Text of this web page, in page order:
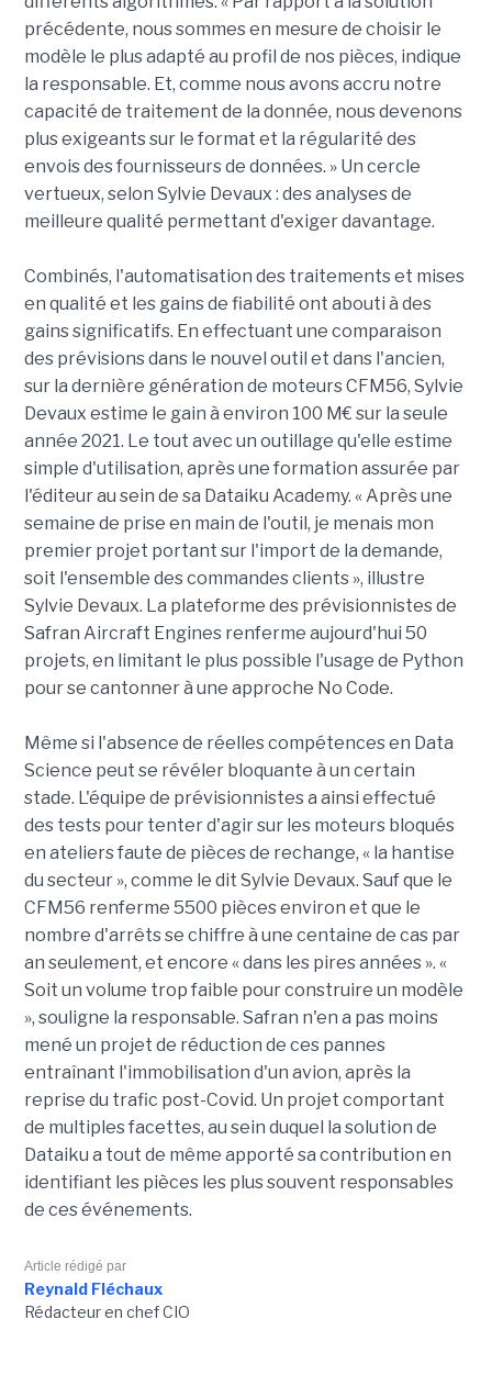
précédente, nous sommes en mesure de choisir le
modèle le plus adapté au profil de nos pièces, indique
la responsable. Et, comme nous avons accru notre
capacité de traitement de la donnée, nous devenons
plus exigeants sur le format et la régularité des
envois des fournisseurs de données. » Un cercle
vertueux, selon Sylvie Devaux : des analyses de
meilleure qualité permettant d'exiger davantage.
Combinés, l'automatisation des traitements et mises
en qualité et les gains de fiabilité ont abouti à des
gains significatifs. En effectuant une comparaison
des prévisions dans le nouvel outil et dans l'ancien,
sur la dernière génération de moteurs CFM56, Sylvie
Devaux estime le gain à environ 100 M€ sur la seule
année 2021. Le tout avec un outillage qu'elle estime
simple d'utilisation, après une formation assurée par
l'éditeur au sein de sa Dataiku Academy. « Après une
semaine de prise en main de l'outil, je menais mon
premier projet portant sur l'import de la demande,
soit l'ensemble des commandes clients », illustre
Sylvie Devaux. La plateforme des prévisionnistes de
Safran Aircraft Engines renferme aujourd'hui 50
projets, en limitant le plus possible l'usage de Python
pour se cantonner à une approche No Code.
Même si l'absence de réelles compétences en Data
Science peut se révéler bloquante à un certain
stade. L'équipe de prévisionnistes a ainsi effectué
des tests pour tenter d'agir sur les moteurs bloqués
en ateliers faute de pièces de rechange, « la hantise
du secteur », comme le dit Sylvie Devaux. Sauf que le
CFM56 renferme 5500 pièces environ et que le
nombre d'arrêts se chiffre à une centaine de cas par
an seulement, et encore « dans les pires années ». «
Soit un volume trop faible pour construire un modèle
», souligne la responsable. Safran n'en a pas moins
mené un projet de réduction de ces pannes
entraînant l'immobilisation d'un avion, après la
reprise du trafic post-Covid. Un projet comportant
de multiples facettes, au sein duquel la solution de
Dataiku a tout de même apporté sa contribution en
identifiant les pièces les plus souvent responsables
de ces événements.
Article rédigé par
Reynald Fléchaux
Rédacteur en chef CIO